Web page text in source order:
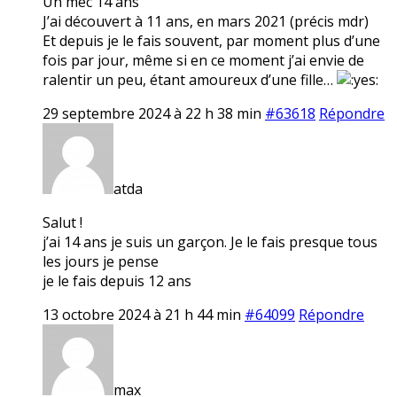
J’ai découvert à 11 ans, en mars 2021 (précis mdr)
Et depuis je le fais souvent, par moment plus d’une
fois par jour, même si en ce moment j’ai envie de
ralentir un peu, étant amoureux d’une fille…
29 septembre 2024 à 22 h 38 min #63618 Répondre
atda
Salut !
j’ai 14 ans je suis un garçon. Je le fais presque tous
les jours je pense
je le fais depuis 12 ans
13 octobre 2024 à 21 h 44 min #64099 Répondre
max